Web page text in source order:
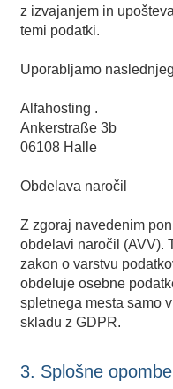
z izvajanjem in
temi podatki.
Uporabljamo
Alfahosting .
Ankerstraße 3b
06108 Halle
Obdelava naročil
Z zgoraj navedenim
obdelavi naročil (AVV).
zakon o varstvu
obdeluje osebne
spletnega mesta samo
skladu z GDPR.
3. Splošne